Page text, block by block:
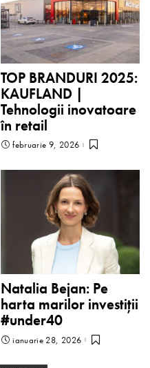
TOP BRANDURI 2025:
KAUFLAND |
Tehnologii inovatoare
în retail
februarie 9, 2026
Natalia Bejan: Pe
harta marilor investiții
#under40
ianuarie 28, 2026